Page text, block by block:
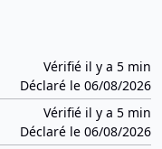
Vérifié il y a 5 min
Déclaré le 06/08/2026
Vérifié il y a 5 min
Déclaré le 06/08/2026